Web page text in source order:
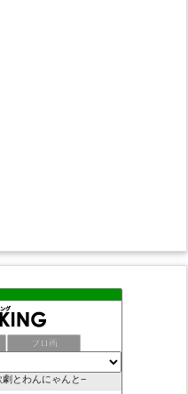
ブロ画
！ - らいあんの独り言
とわんにゃんと−